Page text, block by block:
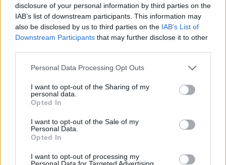
disclosure of your personal information by third parties on the
IAB’s list of downstream participants. This information may
also be disclosed by us to third parties on the IAB’s List of
Downstream Participants that may further disclose it to other
Please note that this website/app uses one or more Google
not limited to your visit or usage behaviour. You may click to
grant or deny consent to Google and its third-party tags to
use your data for below specified purposes in below Google
consent section.
Personal Data Processing Opt Outs
I want to opt-out of the Sharing of my
personal data.
Opted In
I want to opt-out of the Sale of my
Personal Data.
Opted In
I want to opt-out of processing my
A megtámadott NAIH határozat is elérhető a NAIH
honlapján.
Címkék: portfolioblogger Magyarország
pénzmosási törvény okiratmásolat bírósági felülvizsgálat
Ajánlott bejegyzések: